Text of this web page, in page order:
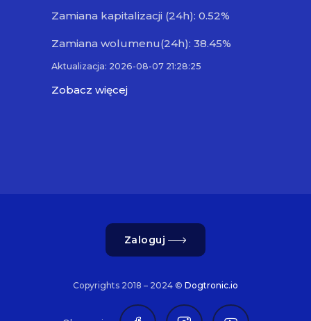
Zamiana kapitalizacji (24h): 0.52%
Zamiana wolumenu(24h): 38.45%
Aktualizacja: 2026-08-07 21:28:25
Zobacz więcej
Zaloguj
Copyrights 2018 – 2024 © Dogtronic.io